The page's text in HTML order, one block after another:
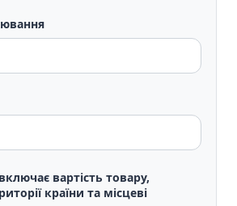
вартість товару,
країни та місцеві